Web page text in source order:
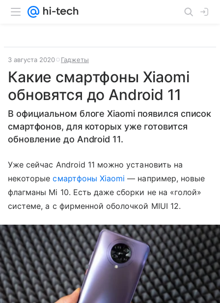
3 августа 2020 Гаджеты
Какие смартфоны Xiaomi
обновятся до Android 11
В официальном блоге Xiaomi появился список
смартфонов, для которых уже готовится
обновление до Android 11.
Уже сейчас Android 11 можно установить на
некоторыесмартфоны Xiaomi — например, новые
флагманы Mi 10. Есть даже сборки не на «голой»
системе, а с фирменной оболочкой MIUI 12.